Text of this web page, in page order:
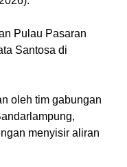
Pulau Pasaran
Santosa di
oleh tim gabungan
menyisir aliran